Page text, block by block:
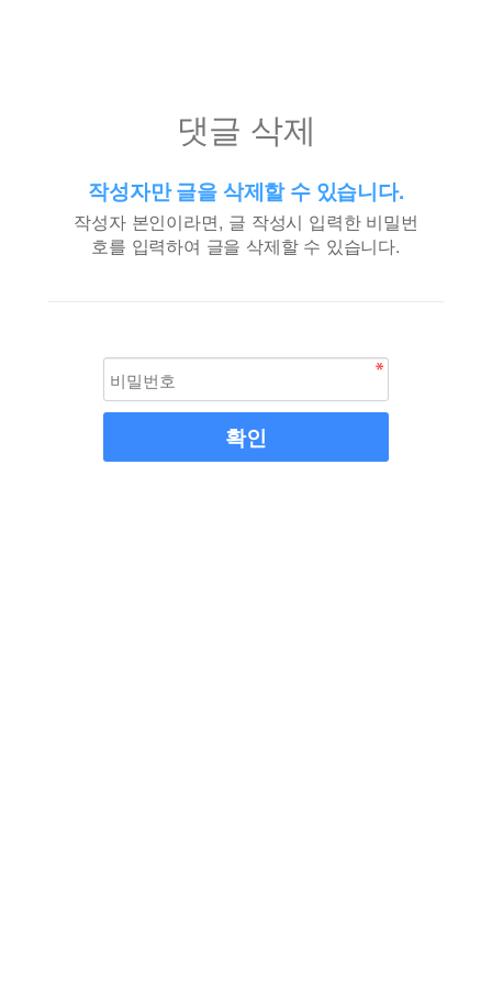
댓글 삭제
작성자만 글을 삭제할 수 있습니다.
작성자 본인이라면, 글 작성시 입력한 비밀번
호를 입력하여 글을 삭제할 수 있습니다.